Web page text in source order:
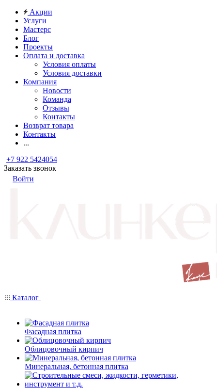
Акции
Услуги
Мастерс
Блог
Проекты
Оплата и доставка
Условия оплаты
Условия доставки
Компания
Новости
Команда
Отзывы
Контакты
Возврат товара
Контакты
...
+7 922 5424054
Заказать звонок
Войти
Каталог
Фасадная плитка
Облицовочный кирпич
Минеральная, бетонная плитка